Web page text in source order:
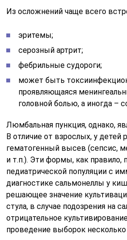
Из осложнений чаще всего
эритемы;
серозный артрит;
фебрильные судороги;
может быть
проявляющаяся
головной болью, а иногда –
Люмбальная пункция, однако,
В отличие от взрослых, у детей
гематогенный высев (сепсис,
и т.п.). Эти формы, как правило,
педиатрической популяции с
диагностике сальмонеллы у
решающее значение
стула, в случае подозрения на
отрицательное
проведение выборок несколько